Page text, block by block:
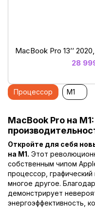
MacBook Pro 13’’
28
MacBook Pro на
Откройте для себя
на M1. Этот
собственным чипом
процессор,
многое другое.
демонстрирует
энергоэффективность,
Процессор M1